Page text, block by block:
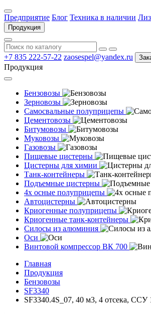
Предприятие Блог Техника в наличии
Продукция
+7 835 222-57-22 zaosespel@yandex.ru
Продукция
Бензовозы
Зерновозы
Самосвальные полуприцепы
Цементовозы
Битумовозы
Муковозы
Газовозы
Пищевые цистерны
Цистерны для химии
Танк-контейнеры
Подъемные цистерны
4х осные полуприцепы
Автоцистерны
Криогенные полуприцепы
Криогенные танк-контейнеры
Силосы из алюминия
Оси
Винтовой компрессор ВК 700
Главная
Продукция
Бензовозы
SF3340
SF3340.4S_07, 40 м3, 4 отсека, ССУ